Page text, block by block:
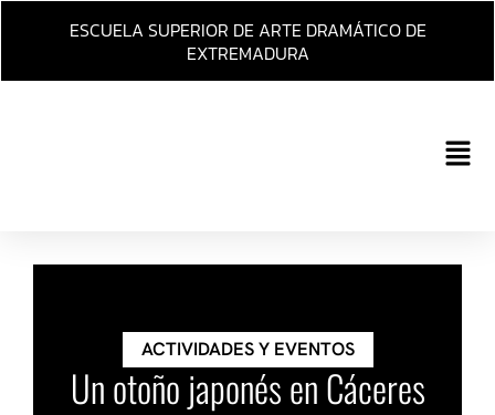
Ir
ESCUELA SUPERIOR DE ARTE DRAMÁTICO DE
EXTREMADURA
Main
ACTIVIDADES Y EVENTOS
Un otoño japonés en Cáceres